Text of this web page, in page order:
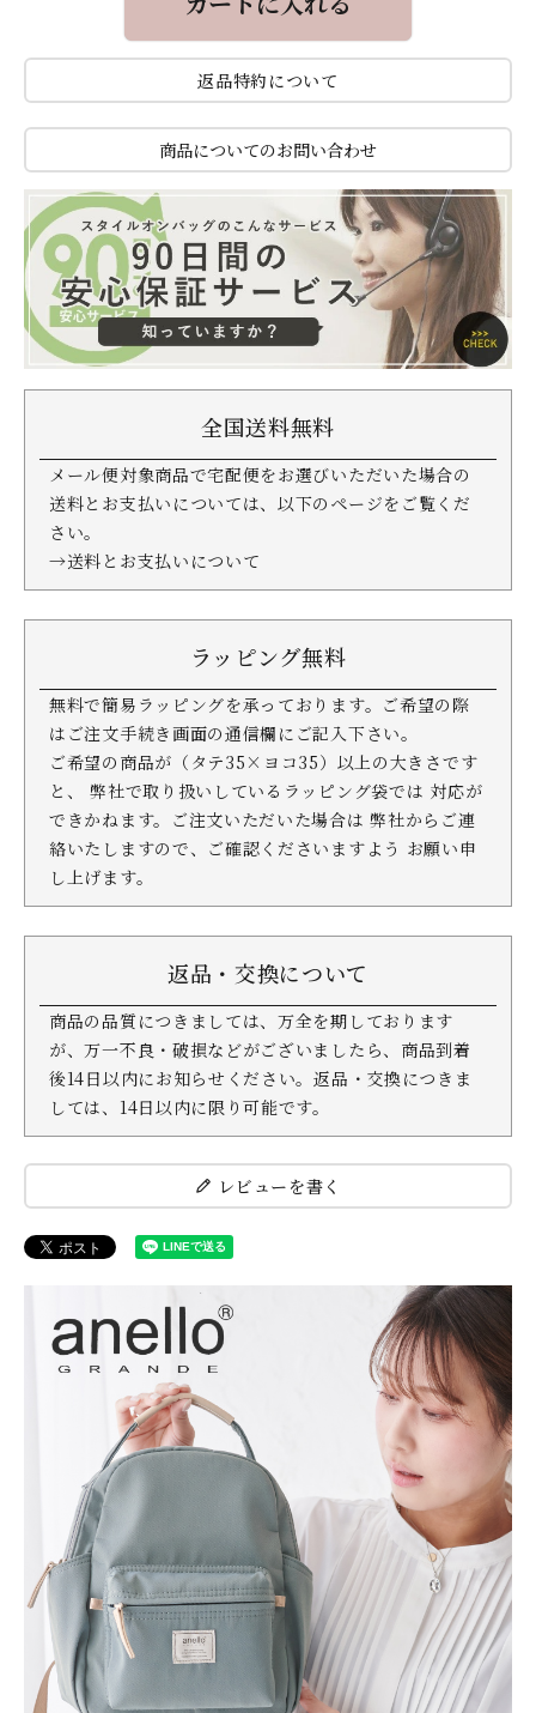
返品特約について
商品についてのお問い合わせ
全国送料無料
メール便対象商品で宅配便をお選びいただいた場合の
送料とお支払いについては、以下のページをご覧くだ
さい。
→送料とお支払いについて
ラッピング無料
無料で簡易ラッピングを承っております。ご希望の際
はご注文手続き画面の通信欄にご記入下さい。
ご希望の商品が（タテ35×ヨコ35）以上の大きさです
と、 弊社で取り扱いしているラッピング袋では 対応が
できかねます。ご注文いただいた場合は 弊社からご連
絡いたしますので、ご確認くださいますよう お願い申
し上げます。
返品・交換について
商品の品質につきましては、万全を期しております
が、万一不良・破損などがございましたら、商品到着
後14日以内にお知らせください。返品・交換につきま
しては、14日以内に限り可能です。
レビューを書く